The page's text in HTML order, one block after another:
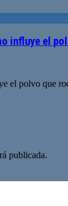
influye el
el polvo que
publicada.